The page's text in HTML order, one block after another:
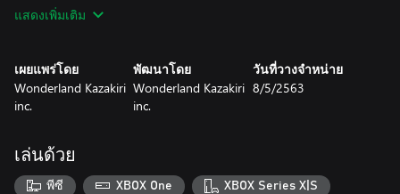
★ “PLAY” Take on dungeons!
bombs, arrows, and magic wands to reveal every secret.
★ “CREATE” Design dungeons and earn gold!
At your disposal is the Dungeon Editor – create an original
dungeon and challenge players from around the world.
Everything depends on you! Fix the entrance fee and set your
แสดงเพิ่มเติม
เผยแพร่โดย
Wonderland Kazakiri
inc.
พัฒนาโดย
Wonderland Kazakiri
inc.
วันที่วางจำหน่าย
8/5/2563
เล่นด้วย
พีซี XBOX One XBOX Series X|S